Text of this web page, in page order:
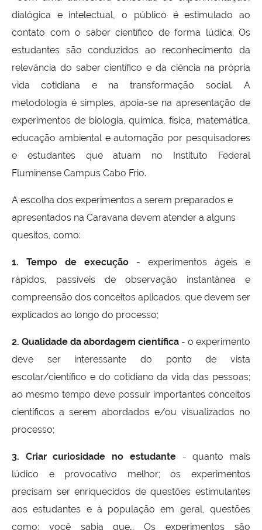
dialógica e intelectual, o público é estimulado ao
contato com o saber científico de forma lúdica. Os
estudantes são conduzidos ao reconhecimento da
relevância do saber científico e da ciência na própria
vida cotidiana e na transformação social. A
metodologia é simples, apoia-se na apresentação de
experimentos de biologia, química, física, matemática,
educação ambiental e automação por pesquisadores
e estudantes que atuam no Instituto Federal
Fluminense Campus Cabo Frio.
A escolha dos experimentos a serem preparados e
apresentados na Caravana devem atender a alguns
quesitos, como:
1. Tempo de execução - experimentos ágeis e
rápidos, passíveis de observação instantânea e
compreensão dos conceitos aplicados, que devem ser
explicados ao longo do processo;
2. Qualidade da abordagem científica - o experimento
deve ser interessante do ponto de vista
escolar/científico e do cotidiano da vida das pessoas;
ao mesmo tempo deve possuir importantes conceitos
científicos a serem abordados e/ou visualizados no
processo;
3. Criar curiosidade no estudante- quanto mais
lúdico e provocativo melhor; os experimentos
precisam ser enriquecidos de questões estimulantes
aos estudantes e à população em geral, questões
como: você sabia que… Os experimentos são